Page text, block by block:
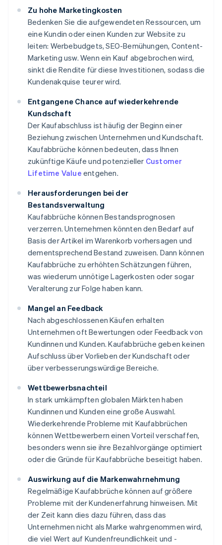
Zu hohe Marketingkosten
Bedenken Sie die aufgewendeten Ressourcen, um
eine Kundin oder einen Kunden zur Website zu
leiten: Werbebudgets, SEO-Bemühungen, Content-
Marketing usw. Wenn ein Kauf abgebrochen wird,
sinkt die Rendite für diese Investitionen, sodass die
Kundenakquise teurer wird.
Entgangene Chance auf wiederkehrende
Kundschaft
Der Kaufabschluss ist häufig der Beginn einer
Beziehung zwischen Unternehmen und Kundschaft.
Kaufabbrüche können bedeuten, dass Ihnen
zukünftige Käufe und potenzieller Customer
Lifetime Value entgehen.
Herausforderungen bei der
Bestandsverwaltung
Kaufabbrüche können Bestandsprognosen
verzerren. Unternehmen könnten den Bedarf auf
Basis der Artikel im Warenkorb vorhersagen und
dementsprechend Bestand zuweisen. Dann können
Kaufabbrüche zu erhöhten Schätzungen führen,
was wiederum unnötige Lagerkosten oder sogar
Veralterung zur Folge haben kann.
Mangel an Feedback
Nach abgeschlossenen Käufen erhalten
Unternehmen oft Bewertungen oder Feedback von
Kundinnen und Kunden. Kaufabbrüche geben keinen
Aufschluss über Vorlieben der Kundschaft oder
über verbesserungswürdige Bereiche.
Wettbewerbsnachteil
In stark umkämpften globalen Märkten haben
Kundinnen und Kunden eine große Auswahl.
Wiederkehrende Probleme mit Kaufabbrüchen
können Wettbewerbern einen Vorteil verschaffen,
besonders wenn sie ihre Bezahlvorgänge optimiert
oder die Gründe für Kaufabbrüche beseitigt haben.
Auswirkung auf die Markenwahrnehmung
Regelmäßige Kaufabbrüche können auf größere
Probleme mit der Kundenerfahrung hinweisen. Mit
der Zeit kann dies dazu führen, dass das
Unternehmen nicht als Marke wahrgenommen wird,
die viel Wert auf Kundenfreundlichkeit und -